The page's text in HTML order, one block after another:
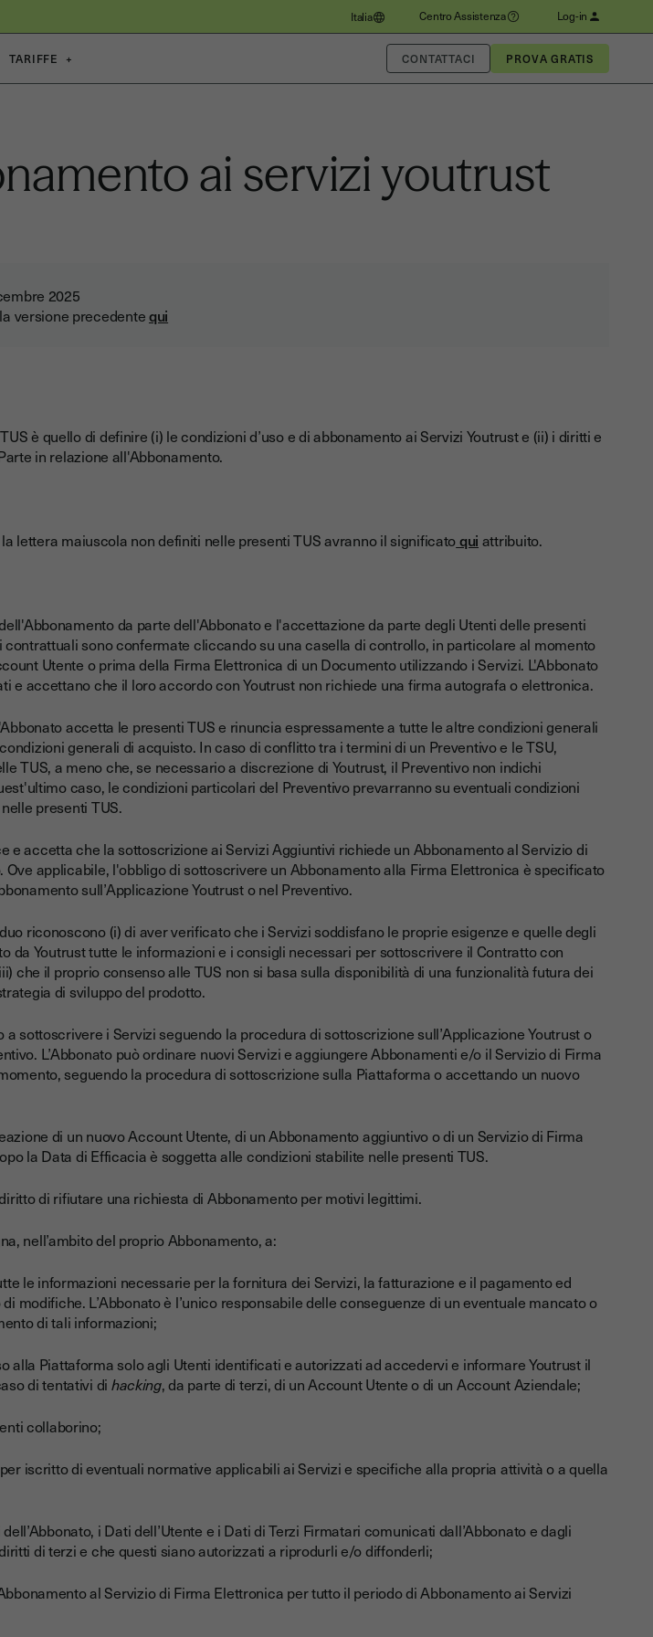
Italia Centro Assistenza Log-in
TARIFFE + CONTATTACI
ai servizi youtrust
2025
versione precedentequi
è quello di definire (i) le condizioni d’uso e di abbonamento ai Servizi Youtrust e (ii) i diritti e
in relazione all'Abbonamento.
lettera maiuscola non definiti nelle presenti TUS avranno il significatoqui attribuito.
da parte dell'Abbonato e l'accettazione da parte degli Utenti delle presenti
contrattuali sono confermate cliccando su una casella di controllo, in particolare al momento
Utente o prima della Firma Elettronica di un Documento utilizzando i Servizi. L'Abbonato
e accettano che il loro accordo con Youtrust non richiede una firma autografa o elettronica.
accetta le presenti TUS e rinuncia espressamente a tutte le altre condizioni generali
generali di acquisto. In caso di conflitto tra i termini di un Preventivo e le TSU,
TUS, a meno che, se necessario a discrezione di Youtrust, il Preventivo non indichi
caso, le condizioni particolari del Preventivo prevarranno su eventuali condizioni
presenti TUS.
e accetta che la sottoscrizione ai Servizi Aggiuntivi richiede un Abbonamento al Servizio di
Ove applicabile, l'obbligo di sottoscrivere un Abbonamento alla Firma Elettronica è specificato
sull’Applicazione Youtrust o nel Preventivo.
riconoscono (i) di aver verificato che i Servizi soddisfano le proprie esigenze e quelle degli
da Youtrust tutte le informazioni e i consigli necessari per sottoscrivere il Contratto con
che il proprio consenso alle TUS non si basa sulla disponibilità di una funzionalità futura dei
di sviluppo del prodotto.
a sottoscrivere i Servizi seguendo la procedura di sottoscrizione sull’Applicazione Youtrust o
L’Abbonato può ordinare nuovi Servizi e aggiungere Abbonamenti e/o il Servizio di Firma
seguendo la procedura di sottoscrizione sulla Piattaforma o accettando un nuovo
di un nuovo Account Utente, di un Abbonamento aggiuntivo o di un Servizio di Firma
la Data di Efficacia è soggetta alle condizioni stabilite nelle presenti TUS.
di rifiutare una richiesta di Abbonamento per motivi legittimi.
nell’ambito del proprio Abbonamento, a:
le informazioni necessarie per la fornitura dei Servizi, la fatturazione e il pagamento ed
modifiche. L’Abbonato è l’unico responsabile delle conseguenze di un eventuale mancato o
di tali informazioni;
alla Piattaforma solo agli Utenti identificati e autorizzati ad accedervi e informare Youtrust il
di tentativi di hacking, da parte di terzi, di un Account Utente o di un Account Aziendale;
collaborino;
iscritto di eventuali normative applicabili ai Servizi e specifiche alla propria attività o a quella
i Dati dell’Utente e i Dati di Terzi Firmatari comunicati dall’Abbonato e dagli
di terzi e che questi siano autorizzati a riprodurli e/o diffonderli;
al Servizio di Firma Elettronica per tutto il periodo di Abbonamento ai Servizi